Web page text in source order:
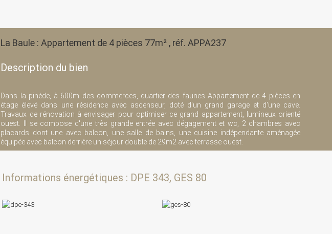
La Baule : Appartement de 4 pièces 77m² , réf. APPA237
Description du bien
Dans la pinède, à 600m des commerces, quartier des faunes Appartement de 4 pièces en
étage élevé dans une résidence avec ascenseur, doté d'un grand garage et d'une cave.
Travaux de rénovation à envisager pour optimiser ce grand appartement, lumineux orienté
ouest. Il se compose d'une très grande entrée avec dégagement et wc, 2 chambres avec
placards dont une avec balcon, une salle de bains, une cuisine indépendante aménagée
équipée avec balcon derrière un séjour double de 29m2 avec terrasse ouest.
Informations énergétiques : DPE 343, GES 80